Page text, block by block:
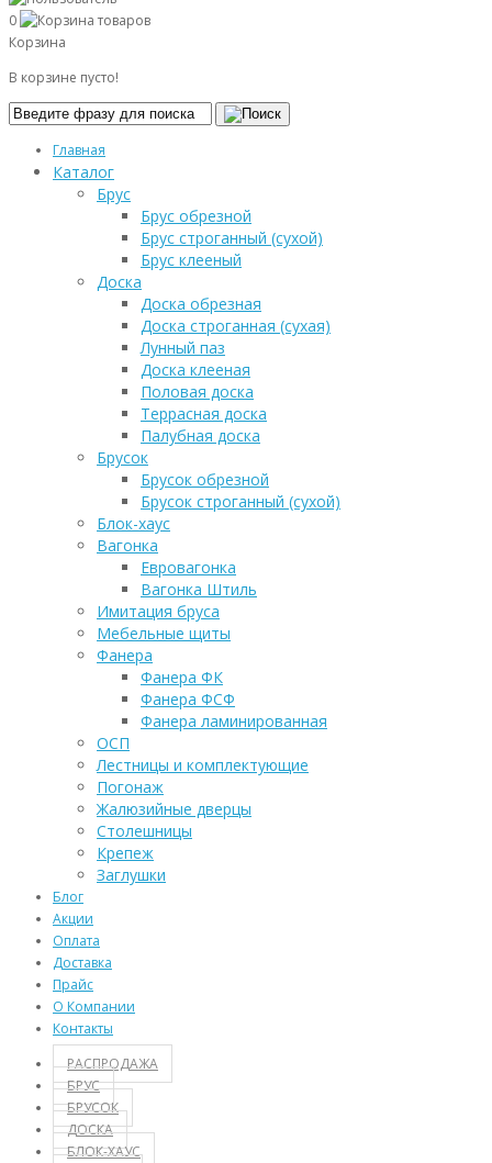
0
Корзина
В корзине пусто!
Главная
Каталог
Брус
Брус обрезной
Брус строганный (сухой)
Брус клееный
Доска
Доска обрезная
Доска строганная (сухая)
Лунный паз
Доска клееная
Половая доска
Террасная доска
Палубная доска
Брусок
Брусок обрезной
Брусок строганный (сухой)
Блок-хаус
Вагонка
Евровагонка
Вагонка Штиль
Имитация бруса
Мебельные щиты
Фанера
Фанера ФК
Фанера ФСФ
Фанера ламинированная
ОСП
Лестницы и комплектующие
Погонаж
Жалюзийные дверцы
Столешницы
Крепеж
Заглушки
Блог
Акции
Оплата
Доставка
Прайс
О Компании
Контакты
РАСПРОДАЖА
БРУС
БРУСОК
ДОСКА
БЛОК-ХАУС